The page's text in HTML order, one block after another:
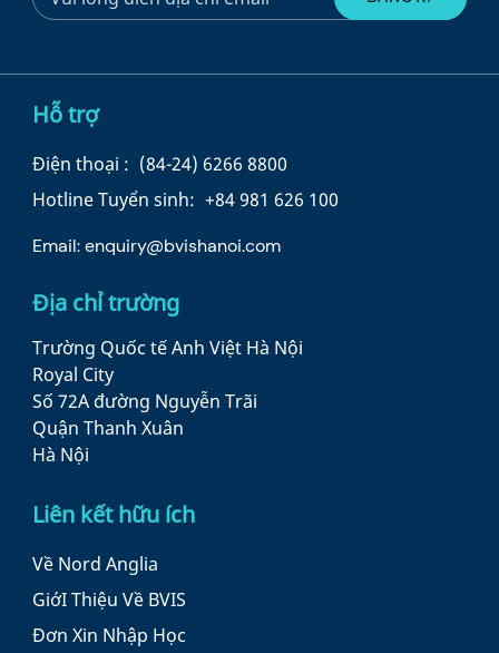
Hỗ trợ
Điện thoại : (84-24) 6266 8800
Hotline Tuyển sinh: +84 981 626 100
Email:enquiry@bvishanoi.com
Địa chỉ trường
Trường Quốc tế Anh Việt Hà Nội
Royal City
Số 72A đường Nguyễn Trãi
Quận Thanh Xuân
Hà Nội
Liên kết hữu ích
Về Nord Anglia
GiớI Thiệu Về BVIS
Đơn Xin Nhập Học